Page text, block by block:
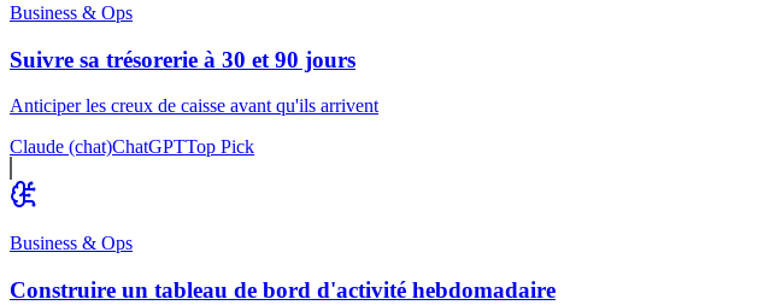
Business & Ops
Suivre sa trésorerie à 30 et 90 jours
Anticiper les creux de caisse avant qu'ils arrivent
Claude (chat)ChatGPTTop Pick
Business & Ops
Construire un tableau de bord d'activité hebdomadaire